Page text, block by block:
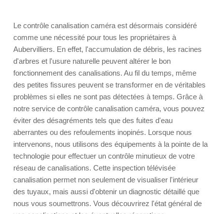
Le contrôle canalisation caméra est désormais considéré
comme une nécessité pour tous les propriétaires à
Aubervilliers. En effet, l'accumulation de débris, les racines
d'arbres et l'usure naturelle peuvent altérer le bon
fonctionnement des canalisations. Au fil du temps, même
des petites fissures peuvent se transformer en de véritables
problèmes si elles ne sont pas détectées à temps. Grâce à
notre service de contrôle canalisation caméra, vous pouvez
éviter des désagréments tels que des fuites d'eau
aberrantes ou des refoulements inopinés. Lorsque nous
intervenons, nous utilisons des équipements à la pointe de la
technologie pour effectuer un contrôle minutieux de votre
réseau de canalisations. Cette inspection télévisée
canalisation permet non seulement de visualiser l'intérieur
des tuyaux, mais aussi d'obtenir un diagnostic détaillé que
nous vous soumettrons. Vous découvrirez l'état général de